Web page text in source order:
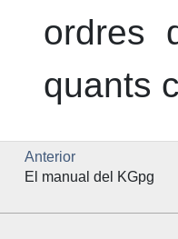
ordres
quants
Anterior
El manual del KGpg